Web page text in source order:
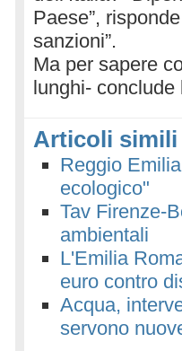
Paese”,
sanzioni”.
Ma per sapere
lunghi- conclude
Articoli
Reggio
ecologico"
Tav Firenze-
ambientali
L'Emilia
euro contro
Acqua,
servono